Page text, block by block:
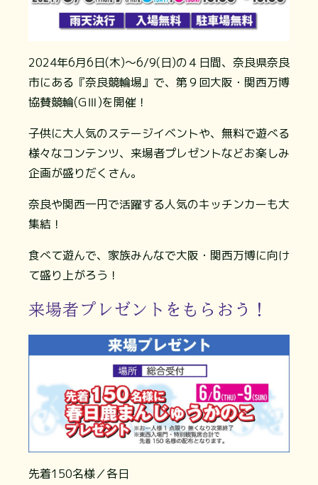
2024年6月6日(木)～6/9(日)の４日間、奈良県奈良
市にある『奈良競輪場』で、第９回大阪・関西万博
協賛競輪(GⅢ)を開催！
子供に大人気のステージイベントや、無料で遊べる
様々なコンテンツ、来場者プレゼントなどお楽しみ
企画が盛りだくさん。
奈良や関西一円で活躍する人気のキッチンカーも大
集結！
食べて遊んで、家族みんなで大阪・関西万博に向け
て盛り上がろう！
来場者プレゼントをもらおう！
先着150名様／各日